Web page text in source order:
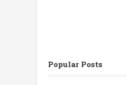
Popular Posts